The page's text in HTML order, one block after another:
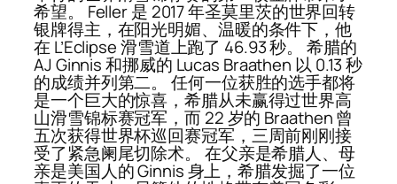
希望。 Feller 是 2017 年圣莫里茨的世界回转
银牌得主，在阳光明媚、温暖的条件下，他
在 L’Eclipse 滑雪道上跑了 46.93 秒。 希腊的
AJ Ginnis 和挪威的 Lucas Braathen 以 0.13 秒
的成绩并列第二。 任何一位获胜的选手都将
是一个巨大的惊喜，希腊从未赢得过世界高
山滑雪锦标赛冠军，而 22 岁的 Braathen 曾
五次获得世界杯巡回赛冠军，三周前刚刚接
受了紧急阑尾切除术。 在父亲是希腊人、母
亲是美国人的 Ginnis 身上，希腊发掘了一位